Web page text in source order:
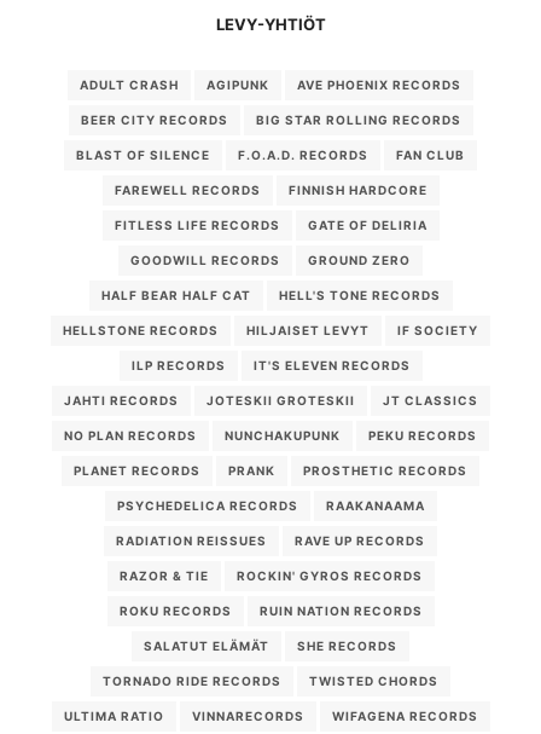
LEVY-YHTIÖT
ADULT CRASH AGIPUNK AVE PHOENIX RECORDS
BEER CITY RECORDS BIG STAR ROLLING RECORDS
BLAST OF SILENCE F.O.A.D. RECORDS FAN CLUB
FAREWELL RECORDS FINNISH HARDCORE
FITLESS LIFE RECORDS GATE OF DELIRIA
GOODWILL RECORDS GROUND ZERO
HALF BEAR HALF CAT HELL'S TONE RECORDS
HELLSTONE RECORDS HILJAISET LEVYT IF SOCIETY
ILP RECORDS IT'S ELEVEN RECORDS
JAHTI RECORDS JOTESKII GROTESKII JT CLASSICS
NO PLAN RECORDS NUNCHAKUPUNK PEKU RECORDS
PLANET RECORDS PRANK PROSTHETIC RECORDS
PSYCHEDELICA RECORDS RAAKANAAMA
RADIATION REISSUES RAVE UP RECORDS
RAZOR & TIE ROCKIN' GYROS RECORDS
ROKU RECORDS RUIN NATION RECORDS
SALATUT ELÄMÄT SHE RECORDS
TORNADO RIDE RECORDS TWISTED CHORDS
ULTIMA RATIO VINNARECORDS WIFAGENA RECORDS